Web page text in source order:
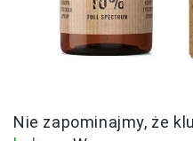
Nie zapominajmy, że